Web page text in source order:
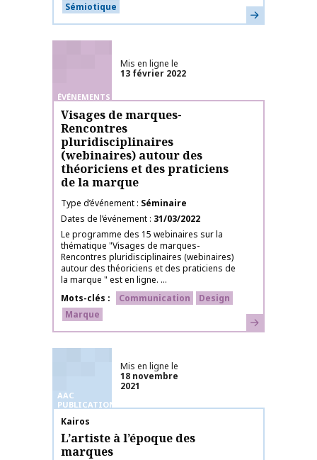
Sémiotique
En savoir plus
ÉVÉNEMENTS
Mis en ligne le
13 février 2022
Visages de marques-
Rencontres
pluridisciplinaires
(webinaires) autour des
théoriciens et des praticiens
de la marque
Type d’événement Séminaire
Dates de l’événement 31/03/2022
Le programme des 15 webinaires sur la
thématique "Visages de marques-
Rencontres pluridisciplinaires (webinaires)
autour des théoriciens et des praticiens de
la marque " est en ligne. ...
Mots-clés
Communication
Design
Marque
En savoir plus
AAC
PUBLICATIONS
Mis en ligne le
18 novembre
2021
Nom de la publication
Kairos
L’artiste à l’époque des
marques